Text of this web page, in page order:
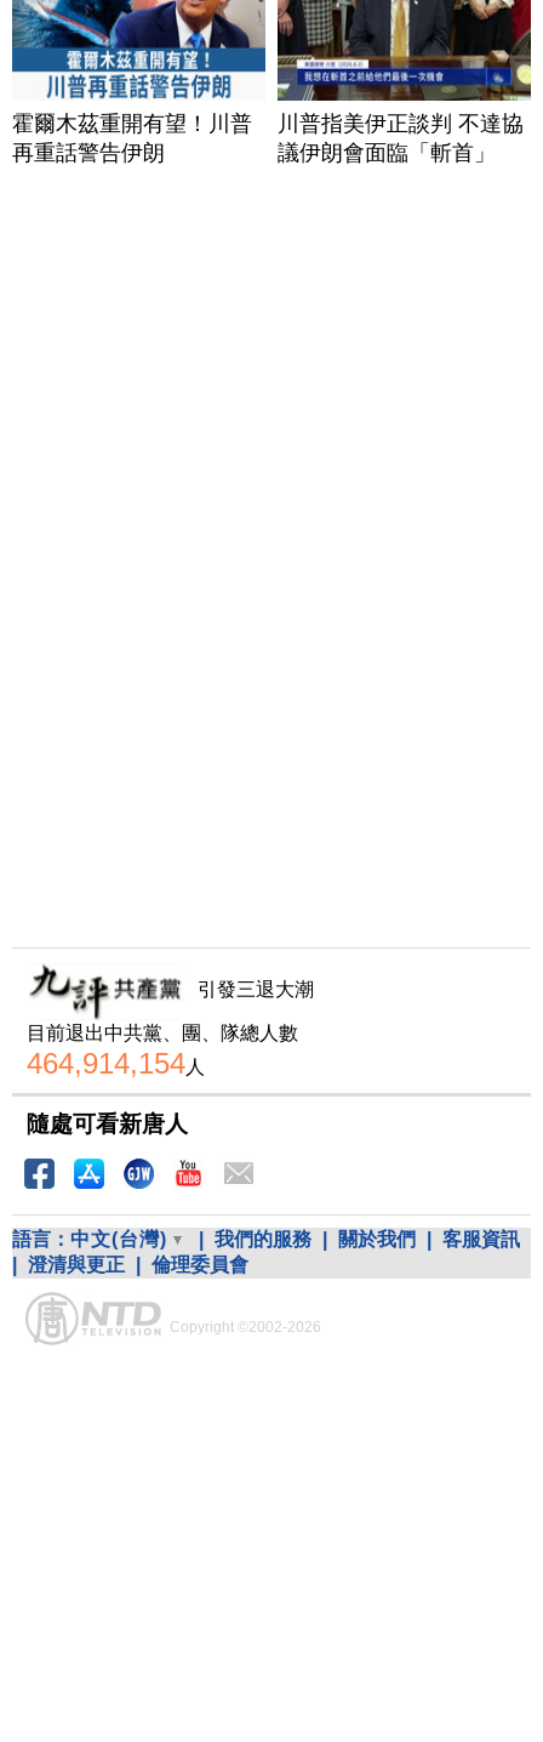
霍爾木茲重開有望！川普
再重話警告伊朗
川普指美伊正談判 不達協
議伊朗會面臨「斬首」
引發三退大潮
目前退出中共黨、團、隊總人數
464,914,154人
隨處可看新唐人
語言： 中文(台灣) 我們的服務 關於我們
客服資訊
澄清與更正 倫理委員會
Copyright ©2002-2026